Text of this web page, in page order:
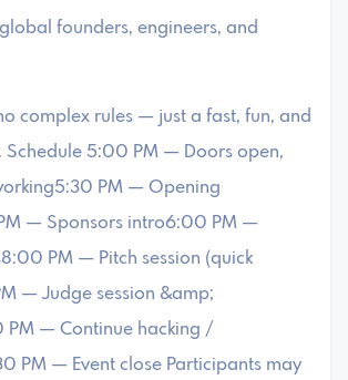
founders, engineers, and
complex rules — just a fast, fun, and
Schedule ​5:00 PM — Doors open,
PM — Opening
— Sponsors intro6:00 PM —
PM — Pitch session (quick
— Judge session &amp;
PM — Continue hacking /
PM — Event close ​Participants may